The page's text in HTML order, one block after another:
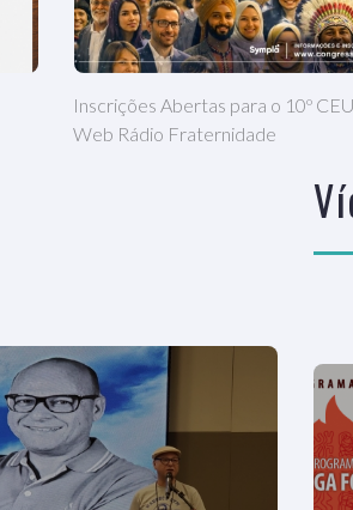
Inscrições Abertas para o 10º
Web Rádio Fraternidade